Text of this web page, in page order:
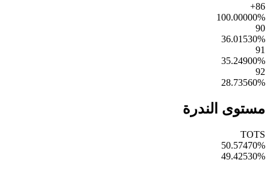
86+
100.00000%
90
36.01530%
91
35.24900%
92
28.73560%
مستوى الندرة
TOTS
50.57470%
49.42530%